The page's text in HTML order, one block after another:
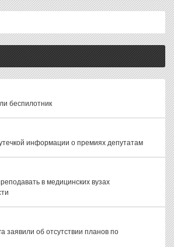
беспилотник
информации о премиях депутатам
в медицинских вузах
заявили об отсутствии планов по